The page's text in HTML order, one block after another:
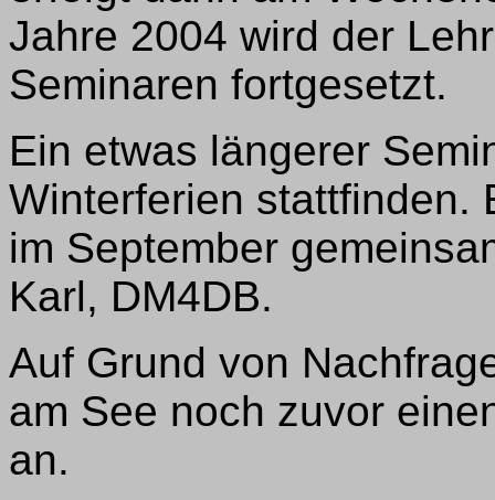
Jahre 2004 wird der
Seminaren fortgesetzt.
Ein etwas längerer
Winterferien stattfinden.
im September
Karl, DM4DB.
Auf Grund von
am See noch zuvor
an.